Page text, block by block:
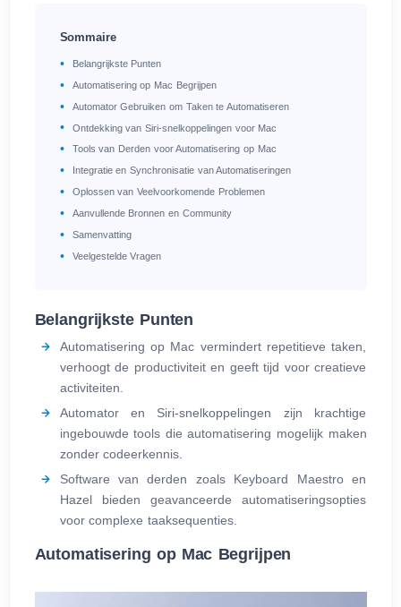
Sommaire
Belangrijkste Punten
Automatisering op Mac Begrijpen
Automator Gebruiken om Taken te Automatiseren
Ontdekking van Siri-snelkoppelingen voor Mac
Tools van Derden voor Automatisering op Mac
Integratie en Synchronisatie van Automatiseringen
Oplossen van Veelvoorkomende Problemen
Aanvullende Bronnen en Community
Samenvatting
Veelgestelde Vragen
Belangrijkste Punten
Automatisering op Mac vermindert repetitieve taken,
verhoogt de productiviteit en geeft tijd voor creatieve
activiteiten.
Automator en Siri-snelkoppelingen zijn krachtige
ingebouwde tools die automatisering mogelijk maken
zonder codeerkennis.
Software van derden zoals Keyboard Maestro en
Hazel bieden geavanceerde automatiseringsopties
voor complexe taaksequenties.
Automatisering op Mac Begrijpen